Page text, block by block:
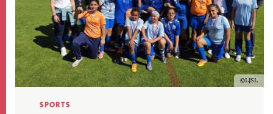
LJSL
SPORTS